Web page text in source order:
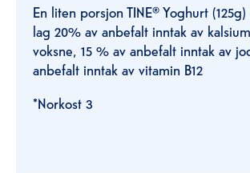
En liten porsjon TINE® Yoghurt
lag 20% av anbefalt inntak av
voksne, 15 % av anbefalt inntak av
anbefalt inntak av vitamin B12​
*Norkost 3